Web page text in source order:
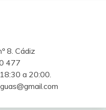
8. Cádiz
477
a 20:00.